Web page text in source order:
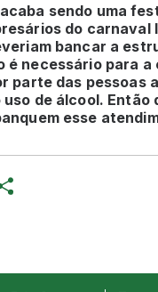
sendo uma
do carnaval
bancar a
é necessário para
parte das pessoas
de álcool. Então
esse